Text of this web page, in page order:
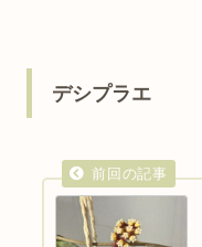
デシプラエ